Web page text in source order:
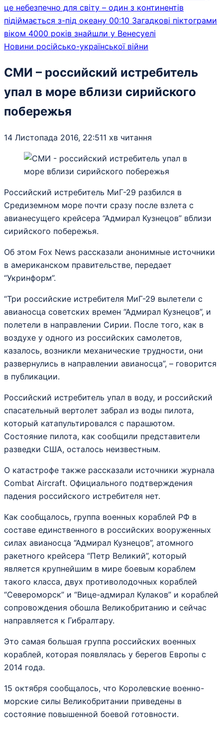
це небезпечно для світу – один з континентів
підіймається з-під океану 00:10 Загадкові піктограми
віком 4000 років знайшли у Венесуелі
Новини російсько-української війни
СМИ – российский истребитель
упал в море вблизи сирийского
побережья
14 Листопада 2016, 22:511 хв читання
Российский истребитель МиГ-29 разбился в
Средиземном море почти сразу после взлета с
авианесущего крейсера “Адмирал Кузнецов” вблизи
сирийского побережья.
Об этом Fox News рассказали анонимные источники
в американском правительстве, передает
“Укринформ”.
“Три российские истребителя МиГ-29 вылетели с
авианосца советских времен “Адмирал Кузнецов”, и
полетели в направлении Сирии. После того, как в
воздухе у одного из российских самолетов,
казалось, возникли механические трудности, они
развернулись в направлении авианосца”, – говорится
в публикации.
Российский истребитель упал в воду, и российский
спасательный вертолет забрал из воды пилота,
который катапультировался с парашютом.
Состояние пилота, как сообщили представители
разведки США, осталось неизвестным.
О катастрофе также рассказали источники журнала
Combat Aircraft. Официального подтверждения
падения российского истребителя нет.
Как сообщалось, группа военных кораблей РФ в
составе единственного в российских вооруженных
силах авианосца “Адмирал Кузнецов”, атомного
ракетного крейсера “Петр Великий”, который
является крупнейшим в мире боевым кораблем
такого класса, двух противолодочных кораблей
“Североморск” и “Вице-адмирал Кулаков” и кораблей
сопровождения обошла Великобританию и сейчас
направляется к Гибралтару.
Это самая большая группа российских военных
кораблей, которая появлялась у берегов Европы с
2014 года.
15 октября сообщалось, что Королевские военно-
морские силы Великобритании приведены в
состояние повышенной боевой готовности.